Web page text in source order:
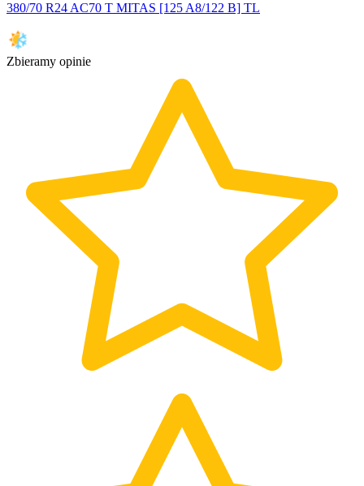
380/70 R24 AC70 T MITAS [125 A8/122 B] TL
Zbieramy opinie